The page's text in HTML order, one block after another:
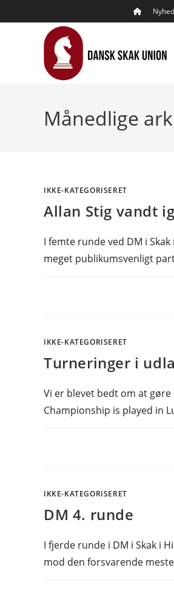
to
Månedlige
IKKE-KATEGORISERET
Allan Stig vandt
I femte runde ved DM i
meget publikumsvenligt
IKKE-KATEGORISERET
Turneringer i
Vi er blevet bedt om at
Championship is played in
IKKE-KATEGORISERET
DM 4. runde
I fjerde runde i DM i Skak i
mod den forsvarende